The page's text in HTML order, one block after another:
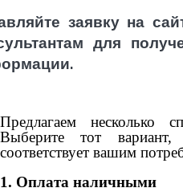
заявку на
для
Предлагаем несколько
Выберите тот
соответствует вашим
1. Оплата наличными